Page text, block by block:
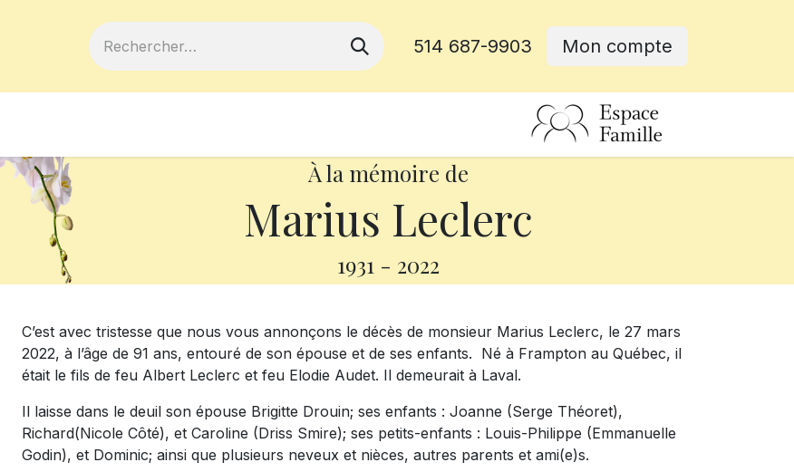
514 687-9903 Mon compte
À la mémoire de
Marius Leclerc
1931 - 2022
C’est avec tristesse que nous vous annonçons le décès de monsieur Marius Leclerc, le 27 mars
2022, à l’âge de 91 ans, entouré de son épouse et de ses enfants. Né à Frampton au Québec, il
était le fils de feu Albert Leclerc et feu Elodie Audet. Il demeurait à Laval.
Il laisse dans le deuil son épouse Brigitte Drouin; ses enfants : Joanne (Serge Théoret),
Richard(Nicole Côté), et Caroline (Driss Smire); ses petits-enfants : Louis-Philippe (Emmanuelle
Godin), et Dominic; ainsi que plusieurs neveux et nièces, autres parents et ami(e)s.